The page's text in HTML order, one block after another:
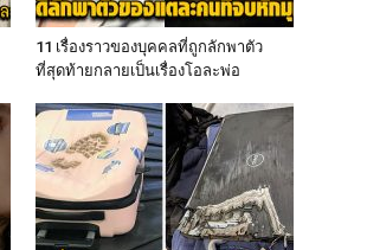
11 เรื่องราวของบุคคลที่ถูกลักพาตัว
ที่สุดท้ายกลายเป็นเรื่องโอละพ่อ